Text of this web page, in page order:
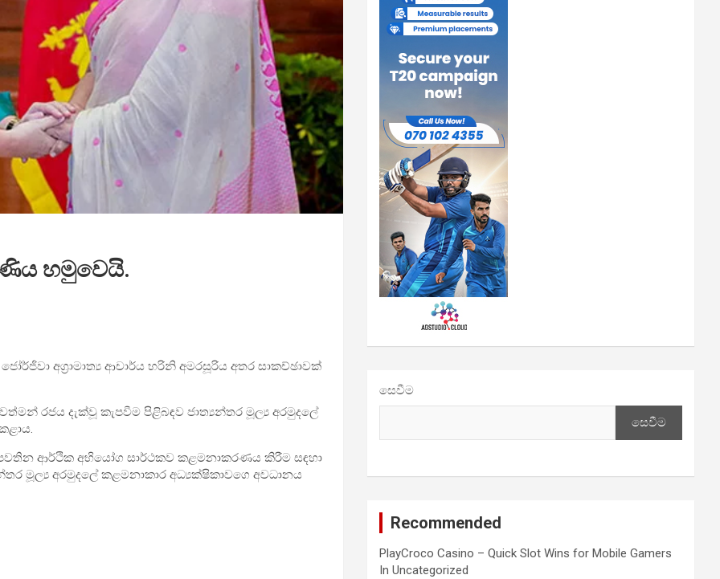
හමුවෙයි.
අග්‍රාමාත්‍ය ආචාර්ය හරිනි අමරසූරිය අතර සාකච්ඡාවක්
රජය දැක්වූ කැපවීම පිළිබඳව ජාත්‍යන්තර මූල්‍ය අරමුදලේ
ආර්ථික අභියෝග සාර්ථකව කළමනාකරණය කිරීම සඳහා
මූල්‍ය අරමුදලේ කළමනාකාර අධ්‍යක්ෂිකාවගෙ අවධානය
සෙවීම
සෙවීම
Recommended
PlayCroco Casino – Quick Slot Wins for Mobile Gamers
In Uncategorized